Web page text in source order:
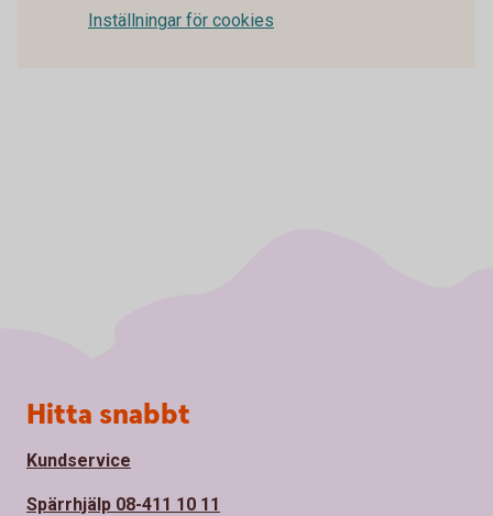
Inställningar för cookies
Sidfot
Hitta snabbt
Kundservice
Spärrhjälp 08-411 10 11